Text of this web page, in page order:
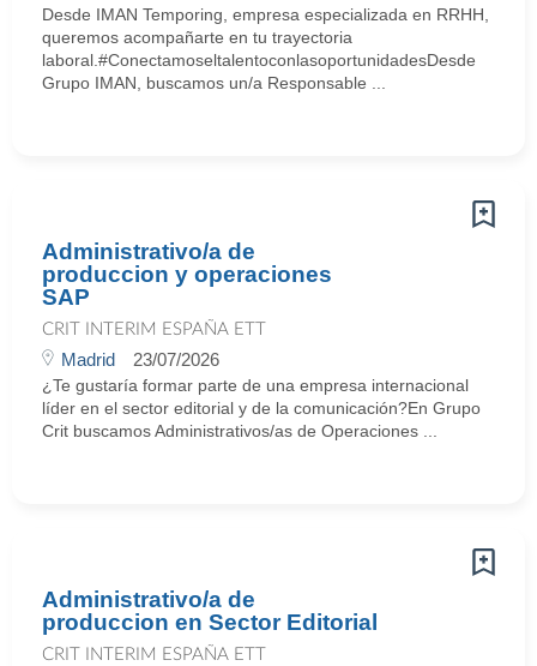
Desde IMAN Temporing, empresa especializada en RRHH,
queremos acompañarte en tu trayectoria
laboral.#ConectamoseltalentoconlasoportunidadesDesde
Grupo IMAN, buscamos un/a Responsable ...
Administrativo/a de
produccion y operaciones
SAP
CRIT INTERIM ESPAÑA ETT
Madrid 23/07/2026
¿Te gustaría formar parte de una empresa internacional
líder en el sector editorial y de la comunicación?En Grupo
Crit buscamos Administrativos/as de Operaciones ...
Administrativo/a de
produccion en Sector Editorial
CRIT INTERIM ESPAÑA ETT